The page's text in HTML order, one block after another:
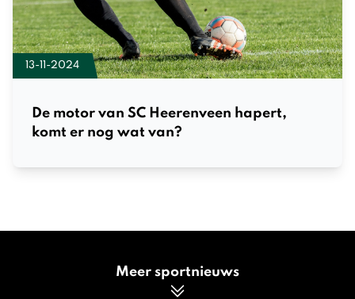
13-11-2024
De motor van SC Heerenveen hapert,
komt er nog wat van?
Meer sportnieuws